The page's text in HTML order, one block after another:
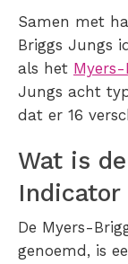
Samen met
Briggs Jungs
als het
Jungs acht
dat er 16
Wat is
De Myers-
genoemd, is